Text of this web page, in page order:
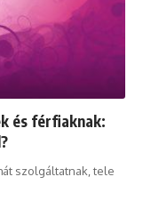
és férfiaknak:
szolgáltatnak, tele